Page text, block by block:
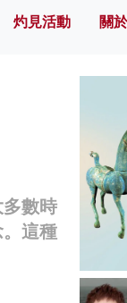
灼見活動 關
數時
這種